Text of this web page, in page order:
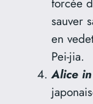
sauver
en
Pei-jia.
Alice